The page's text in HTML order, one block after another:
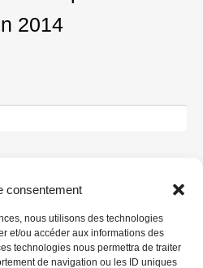
consentement
nous utilisons des technologies
et/ou accéder aux informations des
technologies nous permettra de traiter
de navigation ou les ID uniques
2014